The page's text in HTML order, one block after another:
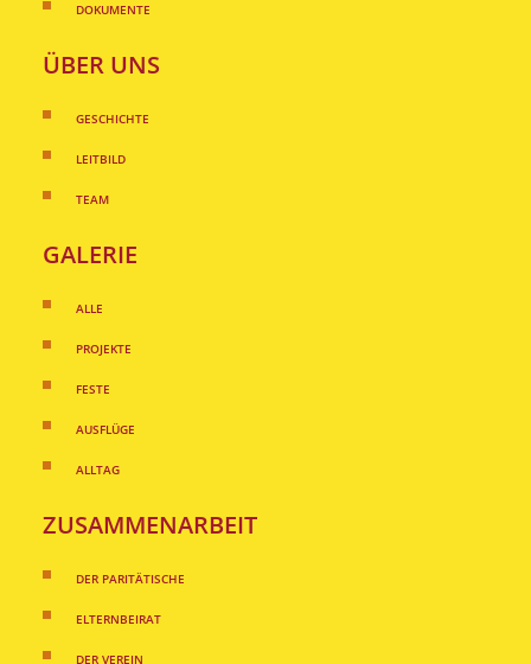
DOKUMENTE
ÜBER UNS
GESCHICHTE
LEITBILD
TEAM
GALERIE
ALLE
PROJEKTE
FESTE
AUSFLÜGE
ALLTAG
ZUSAMMENARBEIT
DER PARITÄTISCHE
ELTERNBEIRAT
DER VEREIN